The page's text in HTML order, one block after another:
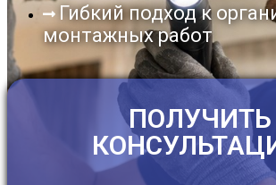
Гибкий подход к
монтажных работ
ПОЛУЧИТЬ